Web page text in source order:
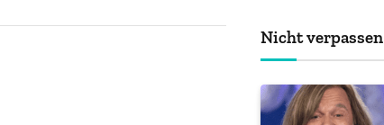
Nicht verpassen